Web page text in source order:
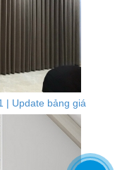
| Update bảng giá